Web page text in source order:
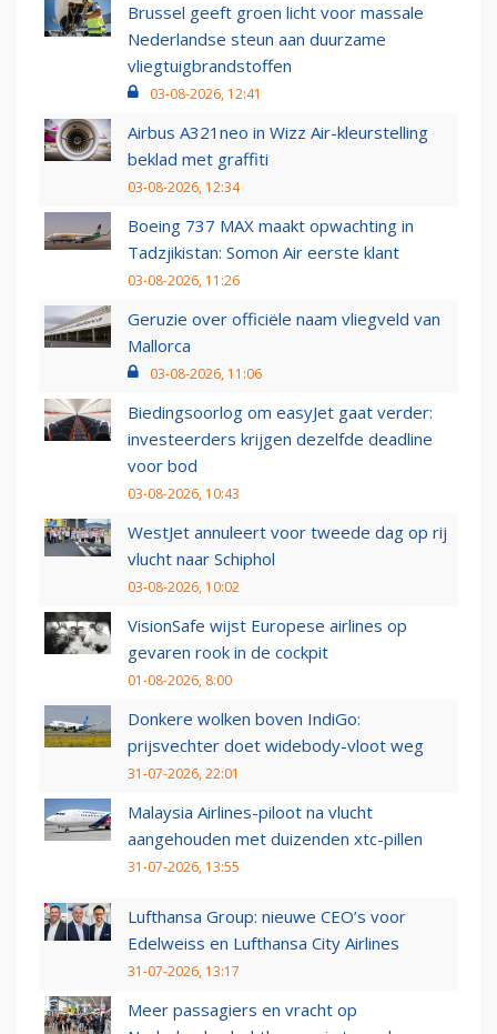
Brussel geeft groen licht voor massale
Nederlandse steun aan duurzame
vliegtuigbrandstoffen
03-08-2026, 12:41
Airbus A321neo in Wizz Air-kleurstelling
beklad met graffiti
03-08-2026, 12:34
Boeing 737 MAX maakt opwachting in
Tadzjikistan: Somon Air eerste klant
03-08-2026, 11:26
Geruzie over officiële naam vliegveld van
Mallorca
03-08-2026, 11:06
Biedingsoorlog om easyJet gaat verder:
investeerders krijgen dezelfde deadline
voor bod
03-08-2026, 10:43
WestJet annuleert voor tweede dag op rij
vlucht naar Schiphol
03-08-2026, 10:02
VisionSafe wijst Europese airlines op
gevaren rook in de cockpit
01-08-2026, 8:00
Donkere wolken boven IndiGo:
prijsvechter doet widebody-vloot weg
31-07-2026, 22:01
Malaysia Airlines-piloot na vlucht
aangehouden met duizenden xtc-pillen
31-07-2026, 13:55
Lufthansa Group: nieuwe CEO’s voor
Edelweiss en Lufthansa City Airlines
31-07-2026, 13:17
Meer passagiers en vracht op